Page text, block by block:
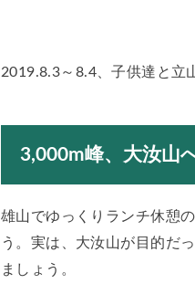
2019.8.3～8.4、子供達と立
3,000m峰、大汝山
雄山でゆっくりランチ休憩
う。実は、大汝山が目的だ
ましょう。